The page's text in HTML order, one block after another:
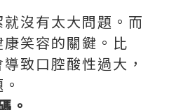
沒有太大問題。而
笑容的關鍵。比
致口腔酸性過大，
。